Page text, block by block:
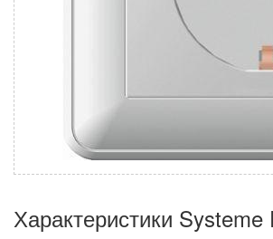
Характеристики